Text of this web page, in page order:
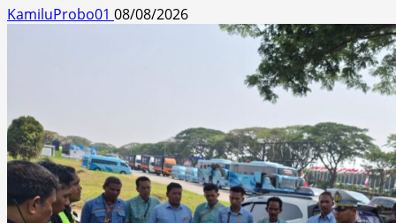
KamiluProbo01 08/08/2026